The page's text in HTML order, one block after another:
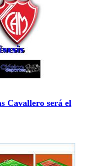
Cavallero será el